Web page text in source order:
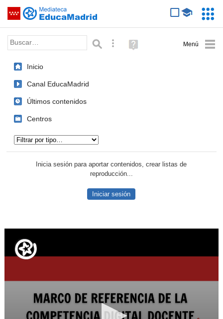
Saltar navegación
Palabra o frase: Búsqueda avanzada
Ayuda
(en
Inicio
Canal EducaMadrid
Últimos contenidos
Centros
Inicia sesión para aportar contenidos, crear listas de
reproducción...
Iniciar sesión